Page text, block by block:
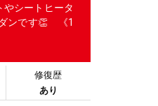
シートヒータ
ンです👏 《1
修復歴
あり